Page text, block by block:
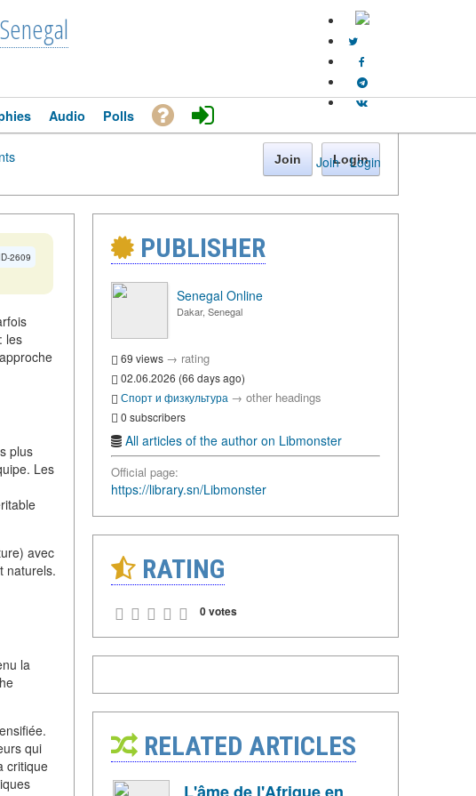
Join · Login
Audio Polls
Join Login
2609
les
plus
Les
avec
naturels.
la
qui
critique
PUBLISHER
Senegal Online
Dakar, Senegal
69 views → rating
02.06.2026 (66 days ago)
Спорт и физкультура → other headings
0 subscribers
All articles of the author on Libmonster
Official page:
https://library.sn/Libmonster
RATING
0 votes
RELATED ARTICLES